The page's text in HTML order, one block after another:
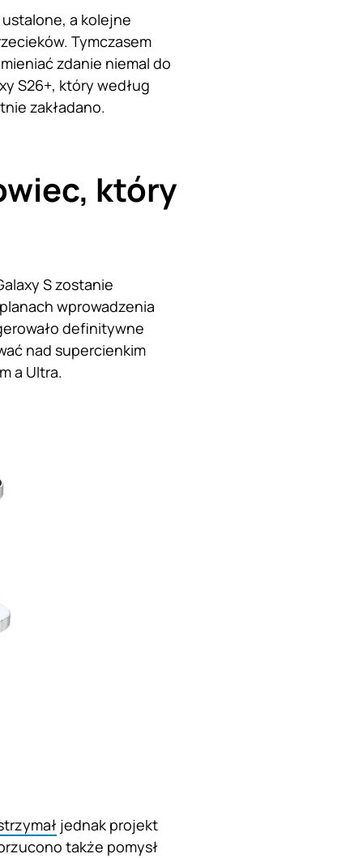
a kolejne
Tymczasem
zdanie niemal do
S26+, który według
zakładano.
który
S zostanie
wprowadzenia
definitywne
nad supercienkim
a Ultra.
jednak projekt
także pomysł